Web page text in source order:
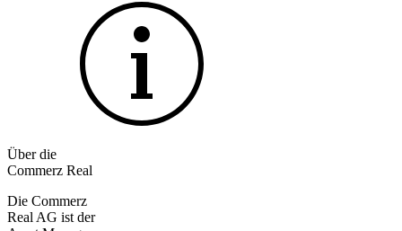
Über die
Commerz Real
Die Commerz
Real AG ist der